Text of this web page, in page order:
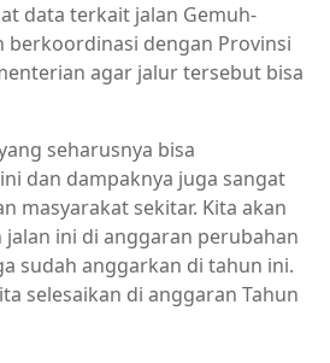
data terkait jalan Gemuh-
berkoordinasi dengan Provinsi
agar jalur tersebut bisa
seharusnya bisa
dan dampaknya juga sangat
masyarakat sekitar. Kita akan
jalan ini di anggaran perubahan
sudah anggarkan di tahun ini.
selesaikan di anggaran Tahun